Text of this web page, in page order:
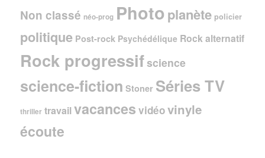
Non classé néo-prog Photo planète policier
politique Post-rock Psychédélique Rock alternatif
Rock progressifscience
science-fiction Stoner Séries TV
thriller travail vacances vidéovinyle
écoute